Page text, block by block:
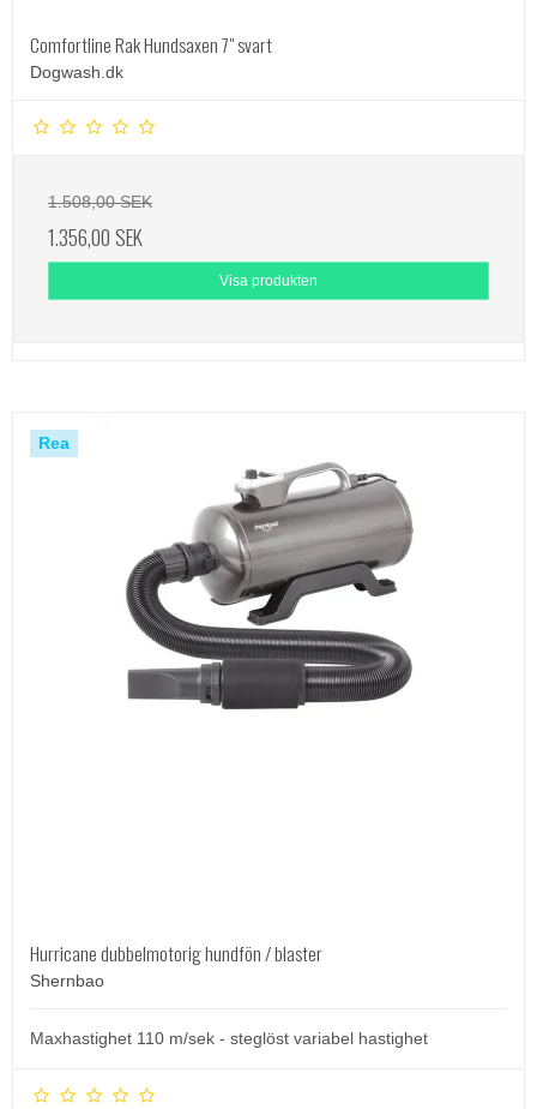
Comfortline Rak Hundsaxen 7" svart
Dogwash.dk
1.508,00 SEK
1.356,00 SEK
Visa produkten
Rea
Hurricane dubbelmotorig hundfön / blaster
Shernbao
Maxhastighet 110 m/sek - steglöst variabel hastighet